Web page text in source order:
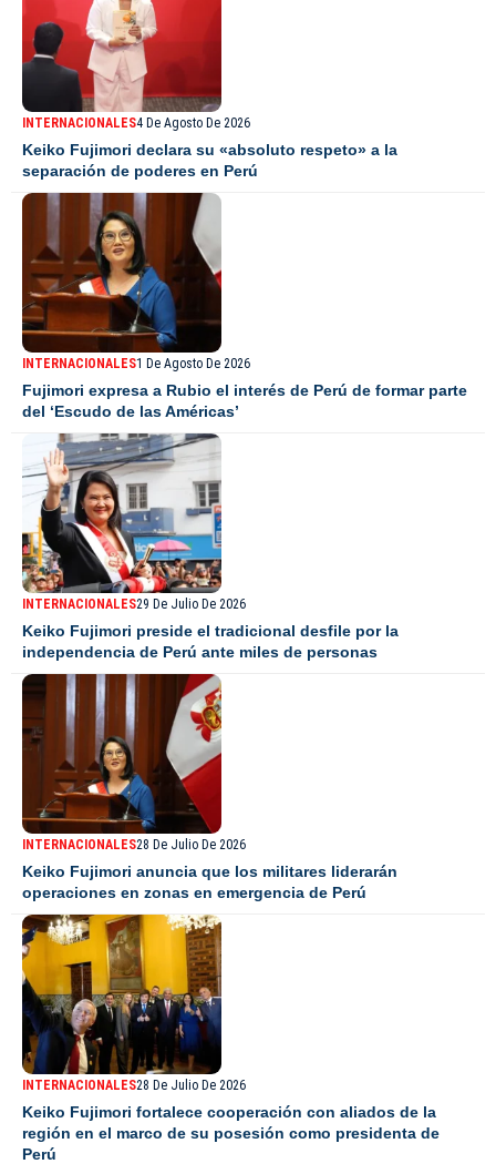
INTERNACIONALES4 De Agosto De 2026
Keiko Fujimori declara su «absoluto respeto» a la
separación de poderes en Perú
INTERNACIONALES1 De Agosto De 2026
Fujimori expresa a Rubio el interés de Perú de formar parte
del ‘Escudo de las Américas’
INTERNACIONALES29 De Julio De 2026
Keiko Fujimori preside el tradicional desfile por la
independencia de Perú ante miles de personas
INTERNACIONALES28 De Julio De 2026
Keiko Fujimori anuncia que los militares liderarán
operaciones en zonas en emergencia de Perú
INTERNACIONALES28 De Julio De 2026
Keiko Fujimori fortalece cooperación con aliados de la
región en el marco de su posesión como presidenta de
Perú